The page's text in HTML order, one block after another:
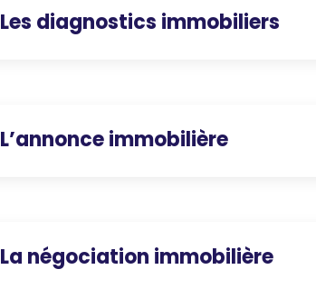
Les diagnostics immobiliers
L’annonce immobilière
La négociation immobilière